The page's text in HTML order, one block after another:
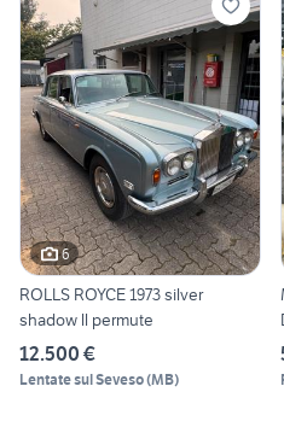
6
ROLLS ROYCE 1973 silver
shadow ll permute
12.500 €
Lentate sul Seveso(MB)